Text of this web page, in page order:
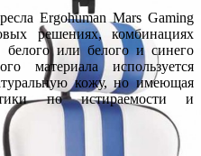
Ergohuman Mars Gaming
решениях, комбинациях
белого или белого и синего
материала используется
кожу, но имеющая
по истираемости и